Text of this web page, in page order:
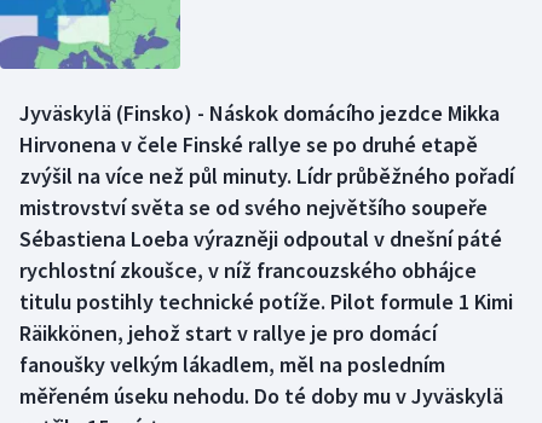
Boby a skeleton
Curling
Dostihy
Florbal
Futsal
Golf
AZ kvíz
Jyväskylä (Finsko) - Náskok domácího jezdce Mikka
Hirvonena v čele Finské rallye se po druhé etapě
zvýšil na více než půl minuty. Lídr průběžného pořadí
mistrovství světa se od svého největšího soupeře
Sébastiena Loeba výrazněji odpoutal v dnešní páté
rychlostní zkoušce, v níž francouzského obhájce
titulu postihly technické potíže. Pilot formule 1 Kimi
Räikkönen, jehož start v rallye je pro domácí
fanoušky velkým lákadlem, měl na posledním
měřeném úseku nehodu. Do té doby mu v Jyväskylä